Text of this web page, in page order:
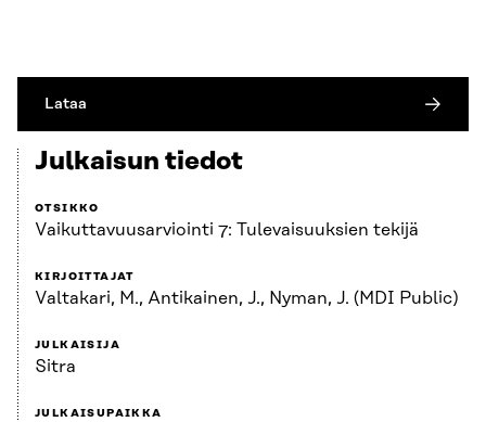
Lataa
Julkaisun tiedot
OTSIKKO
Vaikuttavuusarviointi 7: Tulevaisuuksien tekijä
KIRJOITTAJAT
Valtakari, M., Antikainen, J., Nyman, J. (MDI Public)
JULKAISIJA
Sitra
JULKAISUPAIKKA